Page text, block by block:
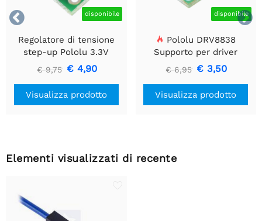

 disponibile
Regolatore di tensione
step-up Pololu 3.3V
U1V10F3
€ 9,75 € 4,90
Visualizza prodotto
disponibile
Pololu DRV8838
Supporto per driver
motore CC a spazzola
singola
€ 6,95 € 3,50
Visualizza prodotto
Elementi visualizzati di recente